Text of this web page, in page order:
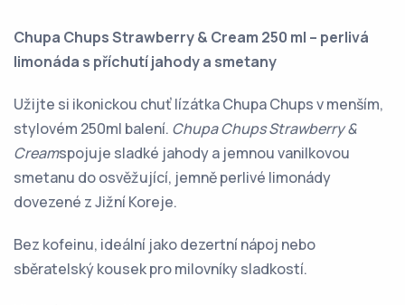
Chupa Chups Strawberry & Cream 250 ml – perlivá
limonáda s příchutí jahody a smetany
Užijte si ikonickou chuť lízátka Chupa Chups v menším,
stylovém 250ml balení. Chupa Chups Strawberry &
Creamspojuje sladké jahody a jemnou vanilkovou
smetanu do osvěžující, jemně perlivé limonády
dovezené z Jižní Koreje.
Bez kofeinu, ideální jako dezertní nápoj nebo
sběratelský kousek pro milovníky sladkostí.